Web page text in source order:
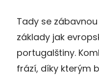
Tady se
základy jak
portugalštiny.
frází, díky kterým